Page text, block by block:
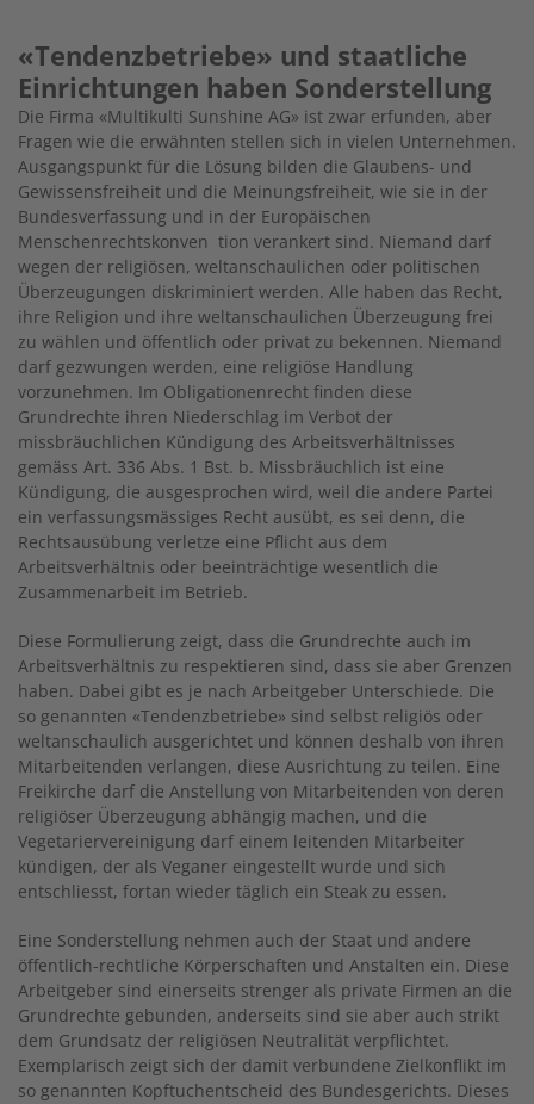
«Tendenzbetriebe» und staatliche
Einrichtungen haben Sonderstellung
Die Firma «Multikulti Sunshine AG» ist zwar erfunden, aber
Fragen wie die erwähnten stellen sich in vielen Unternehmen.
Ausgangspunkt für die Lösung bilden die Glaubens- und
Gewissensfreiheit und die Meinungsfreiheit, wie sie in der
Bundesverfassung und in der Europäischen
Menschenrechtskonven tion verankert sind. Niemand darf
wegen der religiösen, weltanschaulichen oder politischen
Überzeugungen diskriminiert werden. Alle haben das Recht,
ihre Religion und ihre weltanschaulichen Überzeugung frei
zu wählen und öffentlich oder privat zu bekennen. Niemand
darf gezwungen werden, eine religiöse Handlung
vorzunehmen. Im Obligationenrecht finden diese
Grundrechte ihren Niederschlag im Verbot der
missbräuchlichen Kündigung des Arbeitsverhältnisses
gemäss Art. 336 Abs. 1 Bst. b. Missbräuchlich ist eine
Kündigung, die ausgesprochen wird, weil die andere Partei
ein verfassungsmässiges Recht ausübt, es sei denn, die
Rechtsausübung verletze eine Pflicht aus dem
Arbeitsverhältnis oder beeinträchtige wesentlich die
Zusammenarbeit im Betrieb.
Diese Formulierung zeigt, dass die Grundrechte auch im
Arbeitsverhältnis zu respektieren sind, dass sie aber Grenzen
haben. Dabei gibt es je nach Arbeitgeber Unterschiede. Die
so genannten «Tendenzbetriebe» sind selbst religiös oder
weltanschaulich ausgerichtet und können deshalb von ihren
Mitarbeitenden verlangen, diese Ausrichtung zu teilen. Eine
Freikirche darf die Anstellung von Mitarbeitenden von deren
religiöser Überzeugung abhängig machen, und die
Vegetariervereinigung darf einem leitenden Mitarbeiter
kündigen, der als Veganer eingestellt wurde und sich
entschliesst, fortan wieder täglich ein Steak zu essen.
Eine Sonderstellung nehmen auch der Staat und andere
öffentlich-rechtliche Körperschaften und Anstalten ein. Diese
Arbeitgeber sind einerseits strenger als private Firmen an die
Grundrechte gebunden, anderseits sind sie aber auch strikt
dem Grundsatz der religiösen Neutralität verpflichtet.
Exemplarisch zeigt sich der damit verbundene Zielkonflikt im
so genannten Kopftuchentscheid des Bundesgerichts. Dieses